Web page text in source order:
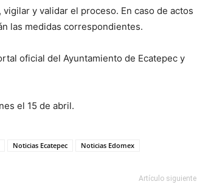
y validar el proceso. En caso de actos
las medidas correspondientes.
oficial del Ayuntamiento de Ecatepec y
el 15 de abril.
Noticias Ecatepec Noticias Edomex
Artículo siguiente